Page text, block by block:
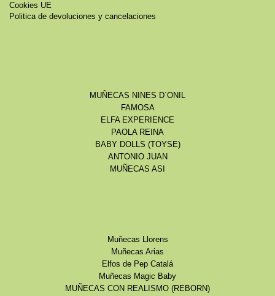
Cookies UE
Politica de devoluciones y cancelaciones
MUÑECAS NINES D´ONIL
FAMOSA
ELFA EXPERIENCE
PAOLA REINA
BABY DOLLS (TOYSE)
ANTONIO JUAN
MUÑECAS ASI
Muñecas Llorens
Muñecas Arias
Elfos de Pep Catalá
Muñecas Magic Baby
MUÑECAS CON REALISMO (REBORN)